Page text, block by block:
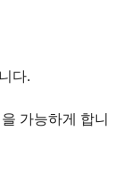
다.
가능하게 합니